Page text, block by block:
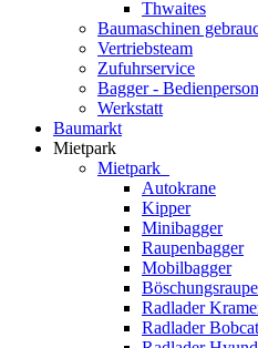
Thwaites
Baumaschinen
Vertriebsteam
Zufuhrservice
Bagger -
Werkstatt
Baumarkt
Mietpark
Mietpark
Autokrane
Kipper
Minibagger
Raupenbagger
Mobilbagger
Radlader
Radlader Bobcat